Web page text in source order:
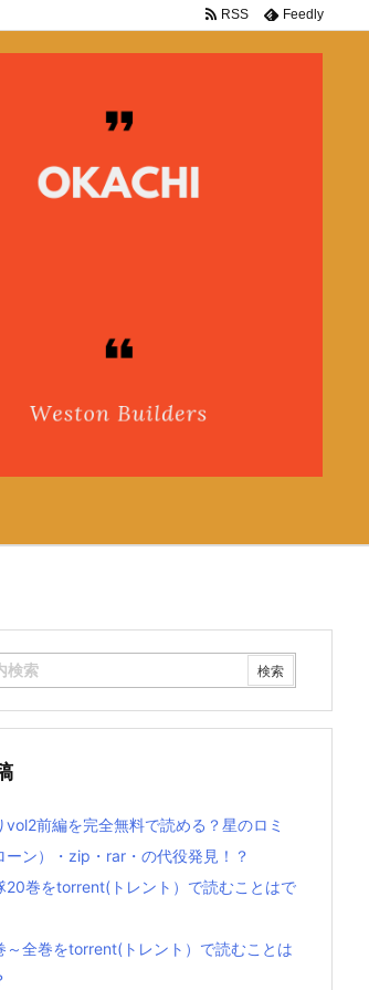
RSS Feedly
vol2前編を完全無料で読める？星のロミ
ーン）・zip・rar・の代役発見！？
20巻をtorrent(トレント）で読むことはで
～全巻をtorrent(トレント）で読むことは